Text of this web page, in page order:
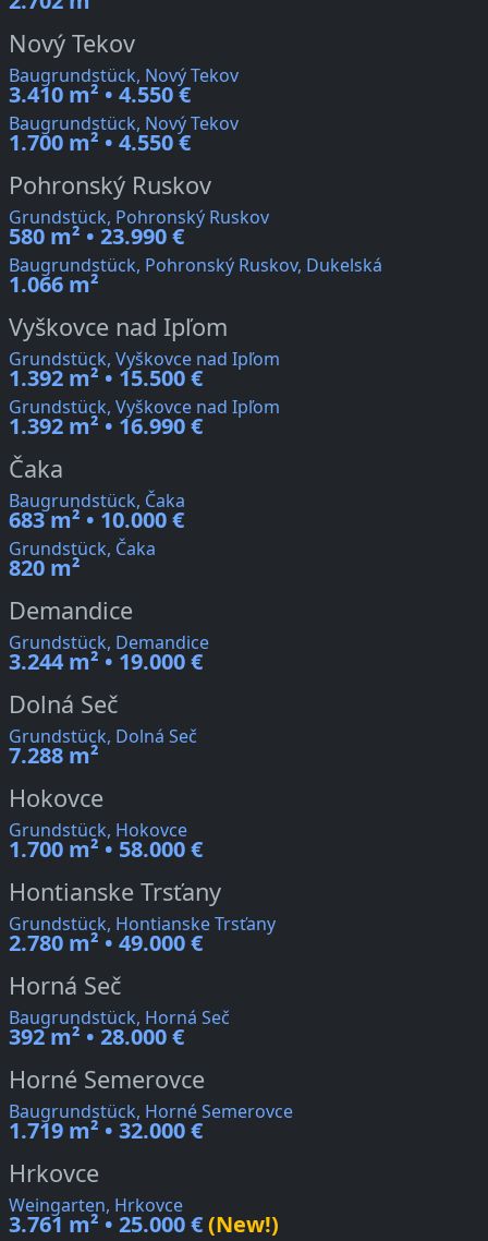
Nový Tekov
Baugrundstück, Nový Tekov
3.410 m² • 4.550 €
Baugrundstück, Nový Tekov
1.700 m² • 4.550 €
Pohronský Ruskov
Grundstück, Pohronský Ruskov
580 m² • 23.990 €
Baugrundstück, Pohronský Ruskov, Dukelská
1.066 m²
Vyškovce nad Ipľom
Grundstück, Vyškovce nad Ipľom
1.392 m² • 15.500 €
Grundstück, Vyškovce nad Ipľom
1.392 m² • 16.990 €
Čaka
Baugrundstück, Čaka
683 m² • 10.000 €
Grundstück, Čaka
820 m²
Demandice
Grundstück, Demandice
3.244 m² • 19.000 €
Dolná Seč
Grundstück, Dolná Seč
7.288 m²
Hokovce
Grundstück, Hokovce
1.700 m² • 58.000 €
Hontianske Trsťany
Grundstück, Hontianske Trsťany
2.780 m² • 49.000 €
Horná Seč
Baugrundstück, Horná Seč
392 m² • 28.000 €
Horné Semerovce
Baugrundstück, Horné Semerovce
1.719 m² • 32.000 €
Hrkovce
Weingarten, Hrkovce
3.761 m² • 25.000 €(New!)